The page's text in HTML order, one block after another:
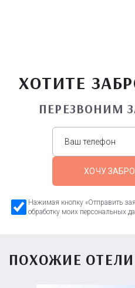
ХОТИТЕ
ПЕРЕЗВОНИМ
ХОЧУ
Нажимая кнопку «Отправить
обработку моих персональных
ПОХОЖИЕ ОТЕЛИ